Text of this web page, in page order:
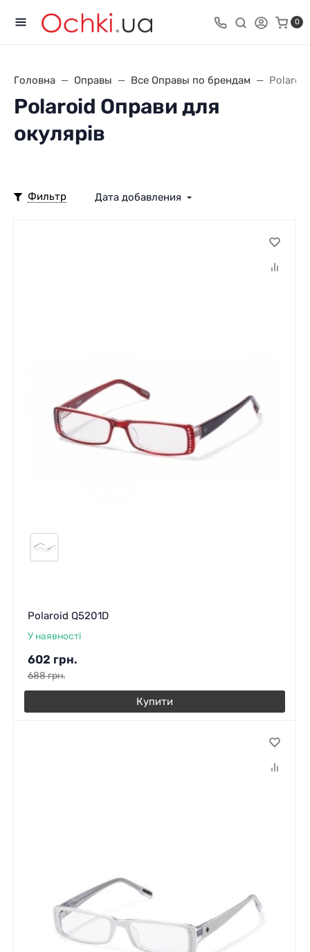
0
Головна Оправы Все Оправы по брендам
Polaroid Оправи для
окулярів
Фильтр Дата добавления
Polaroid Q5201D
У наявності
602 грн.
688грн.
Купити